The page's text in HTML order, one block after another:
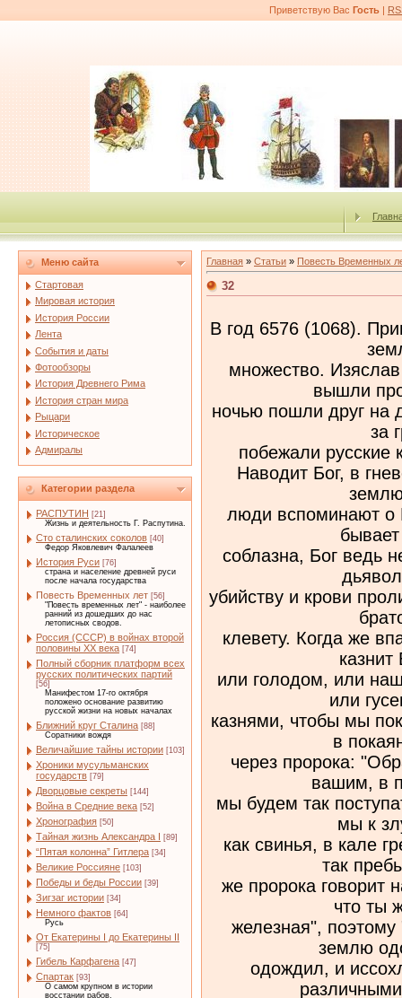
Приветствую Вас Гость |
Меню сайта
Стартовая
Мировая история
История России
Лента
События и даты
Фотообзоры
История Древнего Рима
История стран мира
Рыцари
Историческое
Адмиралы
Категории раздела
РАСПУТИН [21]
Жизнь и деятельность Г. Распутина.
Сто сталинских соколов [40]
Федор Яковлевич Фалалеев
История Руси [76]
страна и население древней руси
после начала государства
Повесть Временных лет [56]
"Повесть временных лет" - наиболее
ранний из дошедших до нас
летописных сводов.
Россия (СССР) в войнах второй
половины XX века [74]
Полный сборник платформ всех
русских политических партий
[56]
Манифестом 17-го октября
положено основание развитию
русской жизни на новых началах
Ближний круг Сталина [88]
Соратники вождя
Величайшие тайны истории [103]
Хроники мусульманских
государств [79]
Дворцовые секреты [144]
Война в Средние века [52]
Хронография [50]
Тайная жизнь Александра I [89]
“Пятая колонна” Гитлера [34]
Великие Россияне [103]
Победы и беды России [39]
Зигзаг истории [34]
Немного фактов [64]
Русь
От Екатерины I до Екатерины II
[75]
Гибель Карфагена [47]
Спартак [93]
О самом крупном в истории
восстании рабов.
Главная » Статьи » Повесть Временных
32
В год 6576 (1068).
множество.
вышли
ночью пошли друг на
за
побежали русские
Наводит Бог, в
люди вспоминают о
соблазна, Бог ведь
убийству и крови
клевету. Когда же
казнит
или голодом, или
или
казнями, чтобы мы
в
через пророка:
вашим, в
мы будем так
мы к
как свинья, в кале
так
же пророка говорит
что ты
железная",
землю
одождил, и